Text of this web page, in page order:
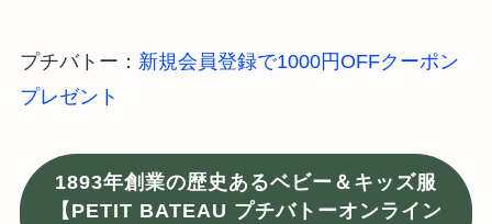
プチバトー： 新規会員登録で1000円OFFクーポン
プレゼント
1893年創業の歴史あるベビー＆キッズ服
【PETIT BATEAU プチバトーオンライン